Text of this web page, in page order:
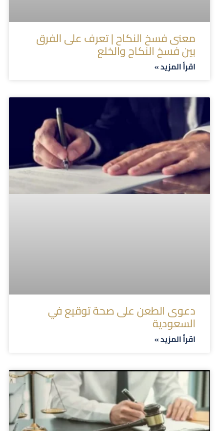
معنى فسخ النكاح | تعرف على الفرق
بين فسخ النكاح والخلع
اقرأ المزيد »
دعوى الطعن على صحة توقيع في
السعودية
اقرأ المزيد »